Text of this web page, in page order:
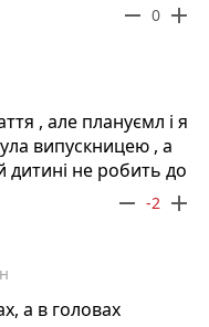
remove 0 add
, але плануємл і я
випускницею , а
дитині не робить до
remove -2 add
а в головах